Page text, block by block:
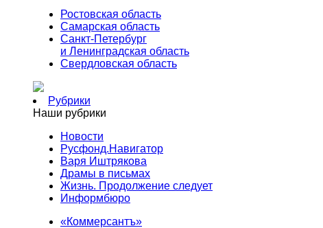
Ростовская область
Самарская область
Санкт-Петербург
и Ленинградская область
Свердловская область
Рубрики
Наши рубрики
Новости
Русфонд.Навигатор
Варя Иштрякова
Драмы в письмах
Жизнь. Продолжение следует
Информбюро
«Коммерсантъ»